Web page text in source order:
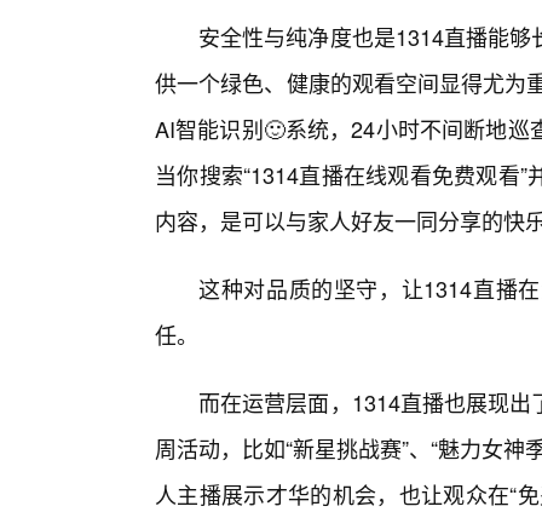
安全性与纯净度也是1314直播能
供一个绿色、健康的观看空间显得尤为
AI智能识别🙂系统，24小时不间断地
当你搜索“1314直播在线观看免费观看
内容，是可以与家人好友一同分享的快
这种对品质的坚守，让1314直播
任。
而在运营层面，1314直播也展现
周活动，比如“新星挑战赛”、“魅力女
人主播展示才华的机会，也让观众在“